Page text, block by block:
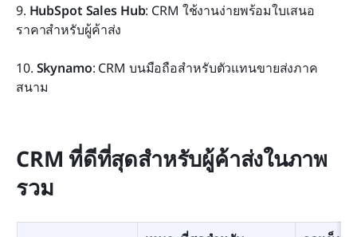
9. HubSpot Sales Hub: CRM ใช้งานง่ายพร้อมใบเสนอ
ราคาสำหรับผู้ค้าส่ง
10. Skynamo: CRM บนมือถือสำหรับตัวแทนขายส่งภาค
สนาม
CRM ที่ดีที่สุดสำหรับผู้ค้าส่งในภาพ
รวม